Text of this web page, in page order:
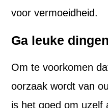
voor vermoeidheid.
Ga leuke
Om te voorkomen
oorzaak wordt van
is het goed om uzelf